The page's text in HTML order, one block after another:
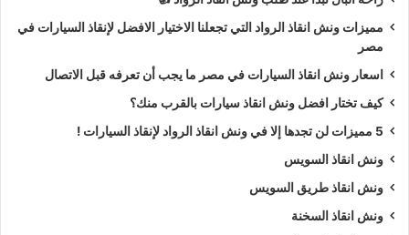
مميزات ونش انقاذ الرواد التي تجعلنا الاختيار الافضل لإنقاذ السيارات في
مصر
اسعار ونش انقاذ السيارات في مصر ما يجب أن تعرفه قبل الاتصال
كيف تختار افضل ونش انقاذ سيارات بالقرب منك؟
5 مميزات لن تجدها إلا في ونش انقاذ الرواد لإنقاذ السيارات !
ونش انقاذ السويس
ونش انقاذ طريق السويس
ونش انقاذ السخنة